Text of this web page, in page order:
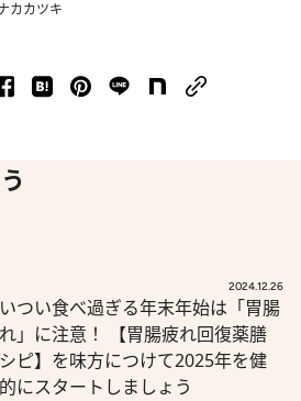
カカツキ
2024.12.26
つい食べ過ぎる年末年始は「胃腸
」に注意！ 【胃腸疲れ回復薬膳
ピ】を味方につけて2025年を健
にスタートしましょう